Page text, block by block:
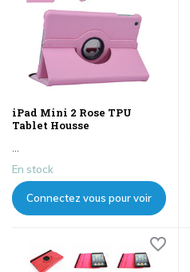
iPad Mini 2 Rose TPU
Tablet Housse
En stock
Connectez vous pour voir